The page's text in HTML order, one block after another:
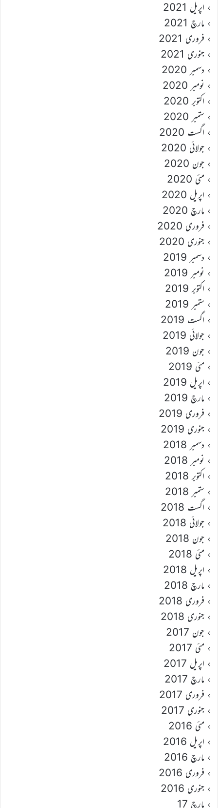
اپریل 2021
مارچ 2021
فروری 2021
جنوری 2021
دسمبر 2020
نومبر 2020
اکتوبر 2020
ستمبر 2020
اگست 2020
جولائی 2020
جون 2020
مئی 2020
اپریل 2020
مارچ 2020
فروری 2020
جنوری 2020
دسمبر 2019
نومبر 2019
اکتوبر 2019
ستمبر 2019
اگست 2019
جولائی 2019
جون 2019
مئی 2019
اپریل 2019
مارچ 2019
فروری 2019
جنوری 2019
دسمبر 2018
نومبر 2018
اکتوبر 2018
ستمبر 2018
اگست 2018
جولائی 2018
جون 2018
مئی 2018
اپریل 2018
مارچ 2018
فروری 2018
جنوری 2018
جون 2017
مئی 2017
اپریل 2017
مارچ 2017
فروری 2017
جنوری 2017
مئی 2016
اپریل 2016
مارچ 2016
فروری 2016
جنوری 2016
مارچ 17